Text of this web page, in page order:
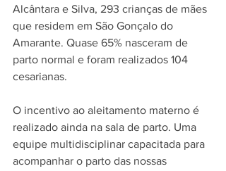
Alcântara e Silva, 293 crianças de mães
que residem em São Gonçalo do
Amarante. Quase 65% nasceram de
parto normal e foram realizados 104
cesarianas.
O incentivo ao aleitamento materno é
realizado ainda na sala de parto. Uma
equipe multidisciplinar capacitada para
acompanhar o parto das nossas